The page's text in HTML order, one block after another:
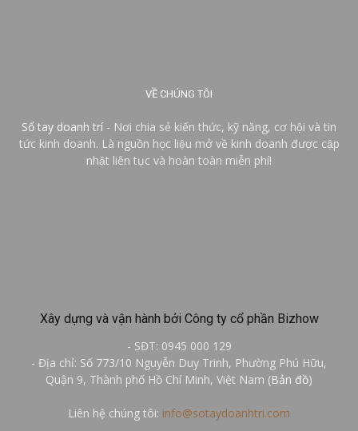
VỀ CHÚNG TÔI
Sổ tay doanh trí - Nơi chia sẻ kiến thức, kỹ năng, cơ hội và tin
tức kinh doanh. Là nguồn học liệu mở về kinh doanh được cập
nhật liên tục và hoàn toàn miễn phí!
Xây dựng và vận hành bởi Công ty cổ phần Bizhow
- SĐT: 0945 000 129
- Địa chỉ: Số 773/10 Nguyễn Duy Trinh, Phường Phú Hữu,
Quận 9, Thành phố Hồ Chí Minh, Việt Nam (Bản đồ)
Liên hệ chúng tôi: info@sotaydoanhtri.com